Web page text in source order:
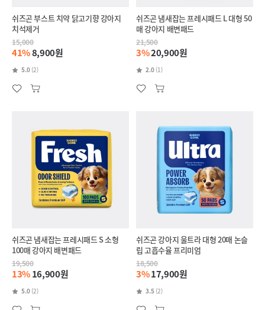
쉬즈곤 부스트 치약 닭고기향 강아지
치석제거
15,000
41%8,900원
5.0 (2)
쉬즈곤 냄새잡는 프레시패드 L 대형 50
매 강아지 배변패드
21,500
3%20,900원
2.0 (1)
쉬즈곤 냄새잡는 프레시패드 S 소형
100매 강아지 배변패드
19,500
13%16,900원
5.0 (2)
쉬즈곤 강아지 울트라 대형 20매 논슬
립 고흡수율 프리미엄
18,500
3%17,900원
3.5 (2)